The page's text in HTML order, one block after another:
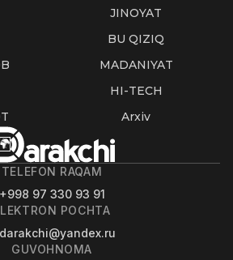
JINOYAT
BU QIZIQ
MADANIYAT
HI-TECH
Arxiv
TELEFON RAQAM
+998 97 330 93 91
POCHTA
GUVOHNOMA